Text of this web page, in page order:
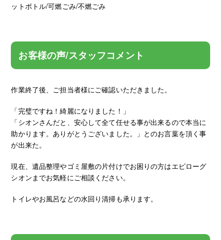
ットボトル/可燃ごみ/不燃ごみ
お客様の声/スタッフコメント
作業終了後、ご担当者様にご確認いただきました。
「完璧ですね！綺麗になりました！」
「シオンさんだと、安心して全て任せる事が出来るので本当に
助かります。ありがとうございました。」とのお言葉を頂く事
が出来た。
現在、遺品整理やゴミ屋敷の片付けでお困りの方はエピローグ
シオンまでお気軽にご相談ください。
トイレやお風呂などの水回り清掃も承ります。